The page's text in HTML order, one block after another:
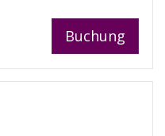
Buchung